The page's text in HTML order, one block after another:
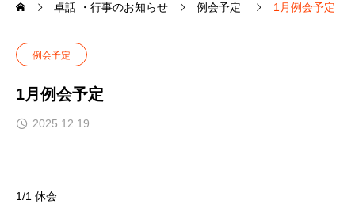
卓話 ・行事のお知らせ 例会予定 1月例会予定
例会予定
1月例会予定
2025.12.19
1/1 休会